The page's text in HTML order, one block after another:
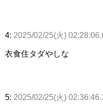
4: 2025/02/25(火)
衣食住タダやしな
5: 2025/02/25(火)